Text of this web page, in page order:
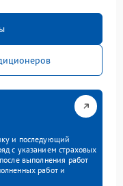
и последующий
с указанием страховых
выполнения работ
работ и